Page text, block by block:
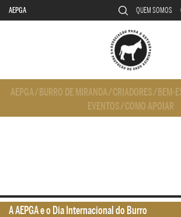
AEPGA QUEM SOMOS
AEPGA/ BURRO DE MIRANDA/CRIADORES/ BEM-
EVENTOS/COMO APOIAR
A AEPGA e o Dia Internacional do Burro